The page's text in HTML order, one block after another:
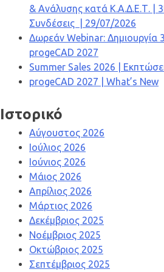
& Ανάλυσης κατά Κ.Α.Δ.Ε.Τ. |
Συνδέσεις | 29/07/2026
Δωρεάν Webinar: Δημιουργία
progeCAD 2027
Summer Sales 2026 |
progeCAD 2027 | What’s New
Ιστορικό
Αύγουστος 2026
Ιούλιος 2026
Ιούνιος 2026
Μάιος 2026
Απρίλιος 2026
Μάρτιος 2026
Δεκέμβριος 2025
Νοέμβριος 2025
Οκτώβριος 2025
Σεπτέμβριος 2025